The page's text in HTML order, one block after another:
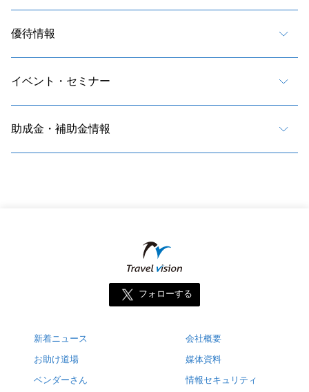
優待情報
イベント・セミナー
助成金・補助金情報
フォローする
新着ニュース
お助け道場
ベンダーさん
会社概要
媒体資料
情報セキュリティ